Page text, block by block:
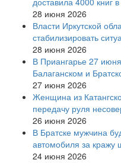
28 июня 2026
Власти Иркутской
стабилизировать
28 июня 2026
В Приангарье 27
Балаганском и
27 июня 2026
Женщина из
передачу руля
26 июня 2026
В Братске мужчина
автомобиля за кражу
24 июня 2026